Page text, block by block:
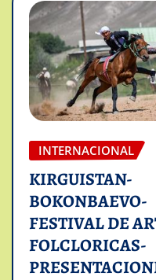
INTERNACIONAL
KIRGUISTAN-
BOKONBAEVO-
FESTIVAL DE
FOLCLORICAS-